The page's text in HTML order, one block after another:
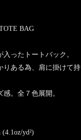
BAG
ったトートバック。
りある為、肩に掛けて
。全７色展開。
yd²)